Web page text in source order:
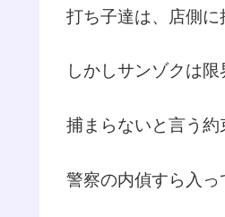
打ち子達は、店側に
しかしサンゾクは限
捕まらないと言う約
警察の内偵すら入っ